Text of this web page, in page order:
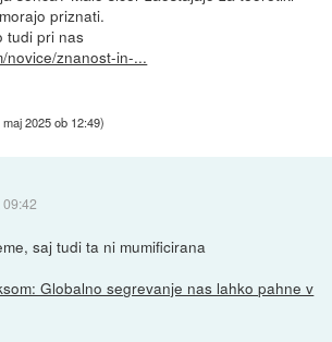
priznati.
tudi pri nas
novice/znanost-in-...
maj 2025 ob 12:49)
saj tudi ta ni mumificirana
Globalno segrevanje nas lahko pahne v